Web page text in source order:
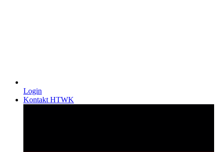
Login
Kontakt HTWK